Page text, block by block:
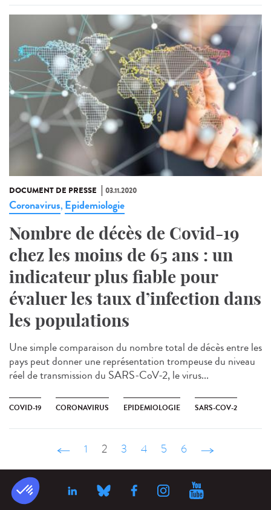
DOCUMENT DE PRESSE 03.11.2020
Coronavirus, Epidemiologie
Nombre de décès de Covid-19
chez les moins de 65 ans : un
indicateur plus fiable pour
évaluer les taux d’infection dans
les populations
Une simple comparaison du nombre total de décès entre les
pays peut donner une représentation trompeuse du niveau
réel de transmission du SARS-CoV-2, le virus...
COVID-19 CORONAVIRUS EPIDEMIOLOGIE SARS-COV-2
‹ précédent
1 2 3 4 5 6 suivant ›